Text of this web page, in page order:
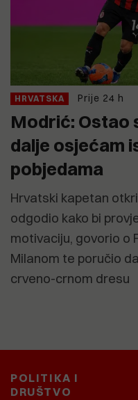
HRVATSKA Prije 24 h
Modrić: Ostao
dalje osjećam
pobjedama
Hrvatski kapetan
odgodio kako bi
motivaciju, govorio o
Milanom te poručio
crveno-crnom dresu
POLITIKA I
DRUŠTVO